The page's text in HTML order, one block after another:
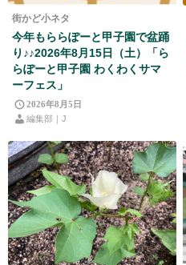
街かど小ネタ
今年もららぽーと甲子園で盆踊
り♪♪2026年8月15日（土）「ら
らぽーと甲子園 わくわくサマ
ーフェス」
2026年8月5日
編集部｜J